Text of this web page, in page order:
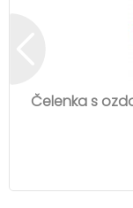
Čelenka s